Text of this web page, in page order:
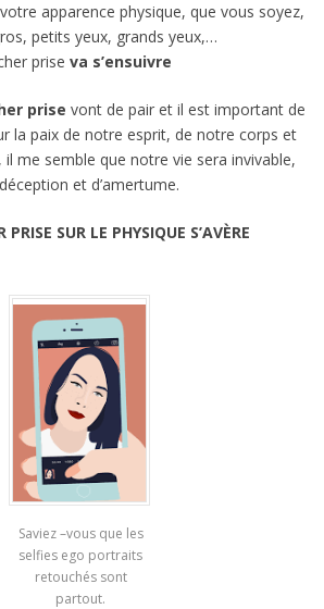
apparence physique, que vous soyez,
petits yeux, grands yeux,…
prise va s’ensuivre
prise vont de pair et il est important de
la paix de notre esprit, de notre corps et
me semble que notre vie sera invivable,
et d’amertume.
SUR LE PHYSIQUE S’AVÈRE
Saviez –vous que les
selfies ego portraits
retouchés sont
partout.